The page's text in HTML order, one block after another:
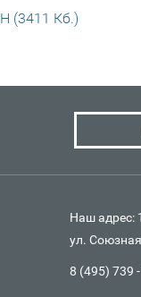
(3411 Кб.)
Наш адрес:
ул.
8 (495) 739